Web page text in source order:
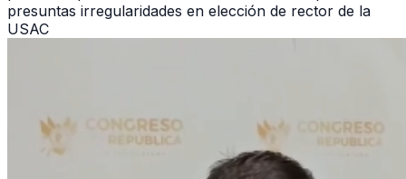
presuntas irregularidades en elección de rector de la
USAC